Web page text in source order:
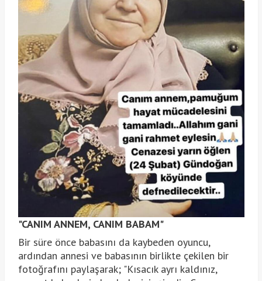
"CANIM ANNEM, CANIM BABAM"
Bir süre önce babasını da kaybeden oyuncu,
ardından annesi ve babasının birlikte çekilen bir
fotoğrafını paylaşarak; "Kısacık ayrı kaldınız,